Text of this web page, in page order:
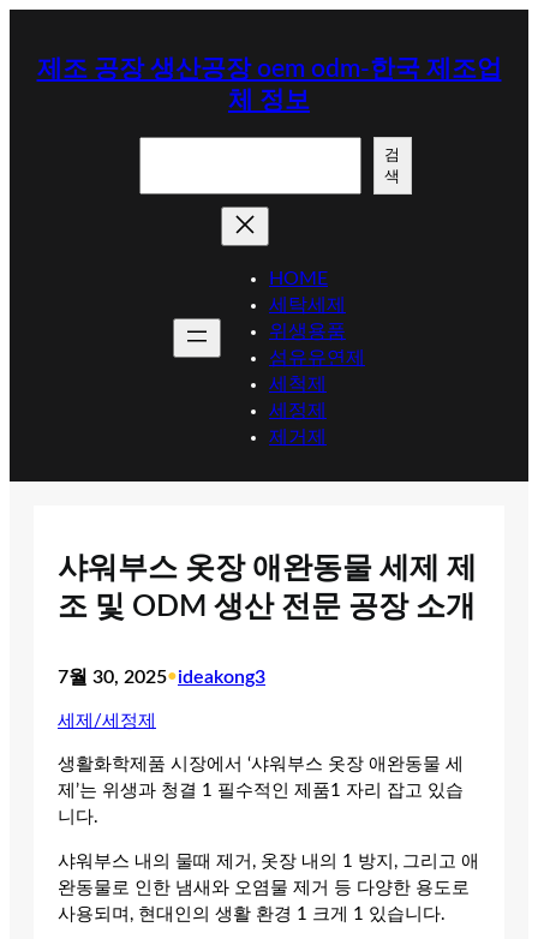
제조 공장 생산공장 oem odm-한국 제조업
체 정보
검
색
HOME
세탁세제
위생용품
섬유유연제
세척제
세정제
제거제
샤워부스 옷장 애완동물 세제 제
조 및 ODM 생산 전문 공장 소개
7월 30, 2025•ideakong3
세제/세정제
생활화학제품 시장에서 ‘샤워부스 옷장 애완동물 세
제’는 위생과 청결 1 필수적인 제품1 자리 잡고 있습
니다.
샤워부스 내의 물때 제거, 옷장 내의 1 방지, 그리고 애
완동물로 인한 냄새와 오염물 제거 등 다양한 용도로
사용되며, 현대인의 생활 환경 1 크게 1 있습니다.